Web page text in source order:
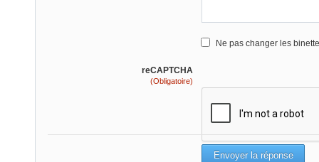
Ne pas changer les
reCAPTCHA
(Obligatoire)